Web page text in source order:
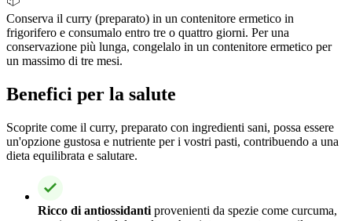
Conserva il curry (preparato) in un contenitore ermetico in
frigorifero e consumalo entro tre o quattro giorni. Per una
conservazione più lunga, congelalo in un contenitore ermetico per
un massimo di tre mesi.
Benefici per la salute
Scoprite come il curry, preparato con ingredienti sani, possa essere
un'opzione gustosa e nutriente per i vostri pasti, contribuendo a una
dieta equilibrata e salutare.
Ricco di antiossidanti provenienti da spezie come curcuma,